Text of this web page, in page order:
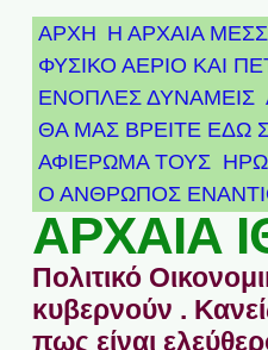
ΑΡΧΗ Η ΑΡΧΑΙΑ
ΦΥΣΙΚΟ ΑΕΡΙΟ ΚΑΙ
ΕΝΟΠΛΕΣ ΔΥΝΑΜΕΙΣ
ΘΑ ΜΑΣ ΒΡΕΙΤΕ ΕΔΩ
ΑΦΙΈΡΩΜΑ ΤΟΥΣ
Ο ΑΝΘΡΩΠΟΣ
ΑΡΧΑΙΑ
Πολιτικό
κυβερνούν .
πως είναι